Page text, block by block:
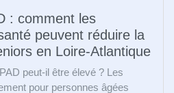
: comment les
peuvent réduire la
en Loire-Atlantique
peut-il être élevé ? Les
pour personnes âgées